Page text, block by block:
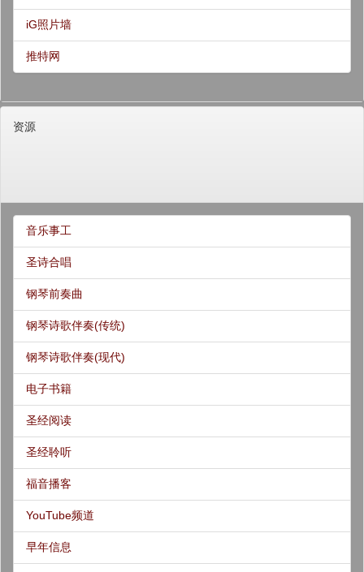
iG照片墙
推特网
资源
音乐事工
圣诗合唱
钢琴前奏曲
钢琴诗歌伴奏(传统)
钢琴诗歌伴奏(现代)
电子书籍
圣经阅读
圣经聆听
福音播客
YouTube频道
早年信息